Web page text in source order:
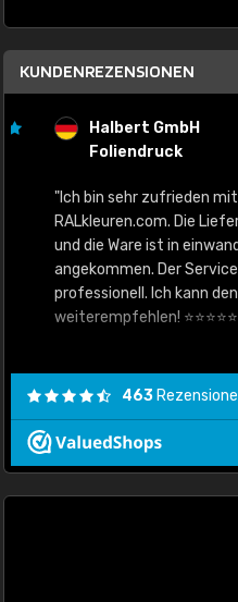
KUNDENREZENSIONEN
Halbert GmbH
Foliendruck
"Ich bin sehr zufrieden mit
RALkleuren.com. Die
und die Ware ist in
angekommen. Der Service
professionell. Ich kann den
weiterempfehlen! ⭐⭐⭐⭐⭐"
463